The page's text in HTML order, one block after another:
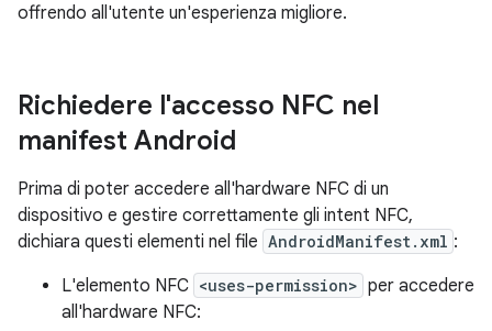
offrendo all'utente un'esperienza migliore.
Richiedere l'accesso NFC nel
manifest Android
Prima di poter accedere all'hardware NFC di un
dispositivo e gestire correttamente gli intent NFC,
dichiara questi elementi nel file AndroidManifest.xml :
L'elemento NFC <uses-permission> per accedere
all'hardware NFC: